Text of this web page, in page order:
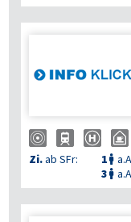
Zi.ab SFr: 1 
3 